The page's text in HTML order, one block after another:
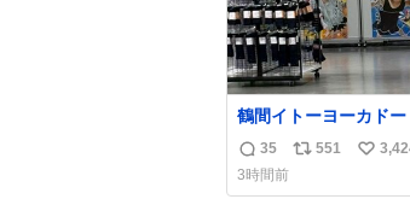
鶴間イトーヨーカド
身分証チェックを開
張りにきてます。不
しください。
返
信
35
リ
551
い
3時間前